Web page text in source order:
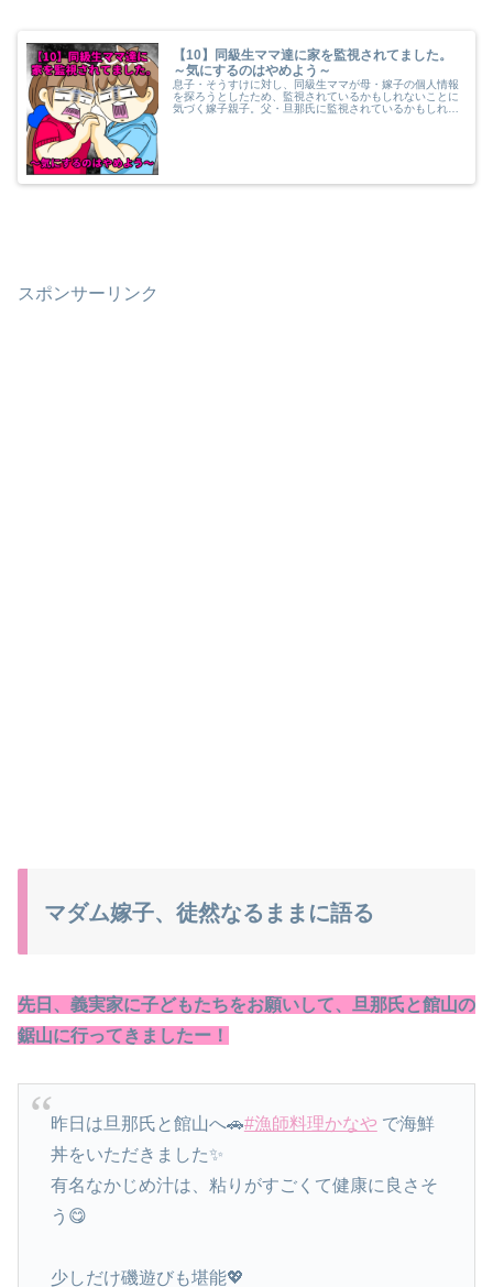
【10】同級生ママ達に家を監視されてました。
～気にするのはやめよう～
息子・そうすけに対し、同級生ママが母・嫁子の個人情報
を探ろうとしたため、監視されているかもしれないことに
気づく嫁子親子。父・旦那氏に監視されているかもしれな
スポンサーリンク
マダム嫁子、徒然なるままに語る
先日、義実家に子どもたちをお願いして、旦那氏と館山の
鋸山に行ってきましたー！
昨日は旦那氏と館山へ🚗#漁師料理かなや で海鮮
丼をいただきました✨
有名なかじめ汁は、粘りがすごくて健康に良さそ
う😋
少しだけ磯遊びも堪能💖